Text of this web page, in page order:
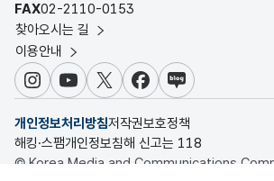
FAX02-2110-0153
찾아오시는 길
이용안내
인스타그램
유튜브X 페이스북
블로그
개인정보처리방침저작권보호정책
해킹·스팸개인정보침해 신고는 118
© Korea Media and Communications